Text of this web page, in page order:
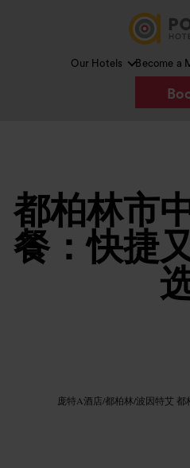
Our Hotels Become a
都柏林市
餐：快捷
庞特A酒店/都柏林/波因特艾 都